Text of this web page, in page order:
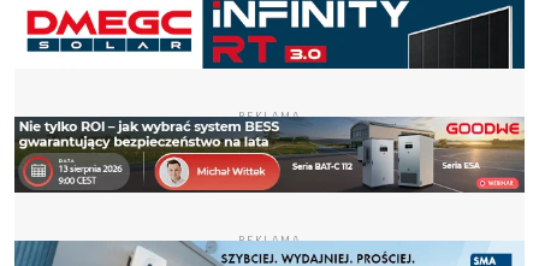
REKLAMA
REKLAMA